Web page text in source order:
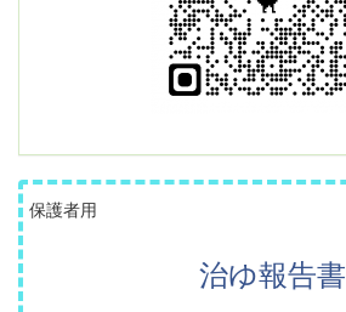
保護者用
治ゆ報告書